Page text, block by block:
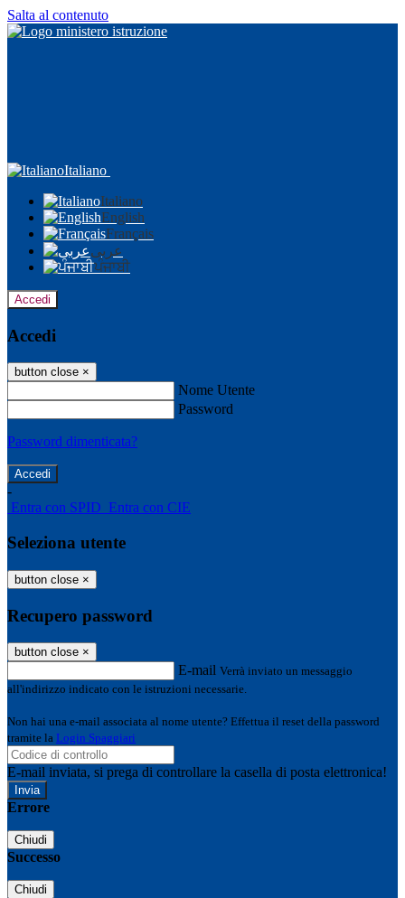
Salta al contenuto
Italiano
Italiano
English
Français
عربى
ਪੰਜਾਬੀ
Accedi
Accedi
button close ×
Nome Utente
Password
Password dimenticata?
-
Entra con SPID Entra con CIE
Seleziona utente
button close ×
Recupero password
button close ×
E-mail Verrà inviato un messaggio
all'indirizzo indicato con le istruzioni necessarie.
Non hai una e-mail associata al nome utente? Effettua il reset della password
tramite la Login Spaggiari
E-mail inviata, si prega di controllare la casella di posta elettronica!
Errore
Chiudi
Successo
Chiudi